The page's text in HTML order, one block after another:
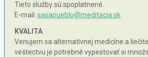
Tieto služby sú spoplatnené.
E-mail: sasapueblo@meditacia.sk
KVALITA
Venujem sa alternatívnej medicíne a
veštectvu je potrebné vypestovať si